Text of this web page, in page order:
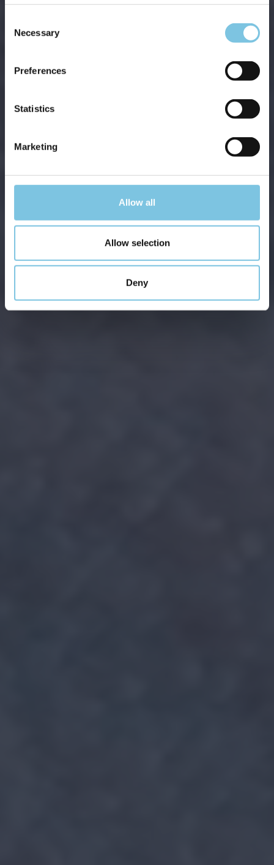
Selection
Necessary
Preferences
Statistics
Marketing
Allow all
Allow selection
Deny